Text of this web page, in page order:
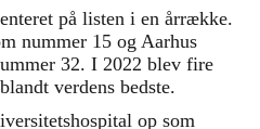
på listen i en årrække.
nummer 15 og Aarhus
32. I 2022 blev fire
verdens bedste.
op som